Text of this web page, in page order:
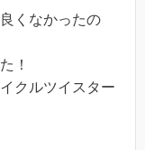
くなかったの
！
クルツイスター